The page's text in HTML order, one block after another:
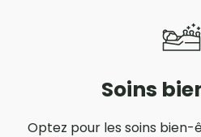
Soins
Optez pour les soins